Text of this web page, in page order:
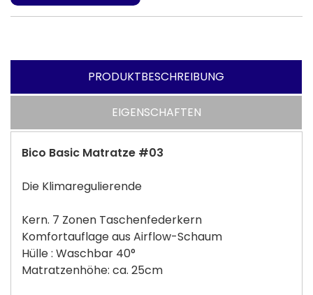
PRODUKTBESCHREIBUNG
EIGENSCHAFTEN
Bico Basic Matratze #03
Die Klimaregulierende
Kern. 7 Zonen Taschenfederkern
Komfortauflage aus Airflow-Schaum
Hülle : Waschbar 40°
Matratzenhöhe: ca. 25cm